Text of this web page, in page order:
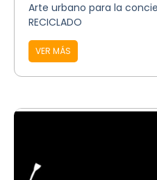
Arte urbano para la
RECICLADO
VER MÁS